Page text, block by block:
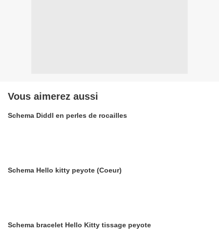
Vous aimerez aussi
Schema Diddl en perles de rocailles
Schema Hello kitty peyote (Coeur)
Schema bracelet Hello Kitty tissage peyote